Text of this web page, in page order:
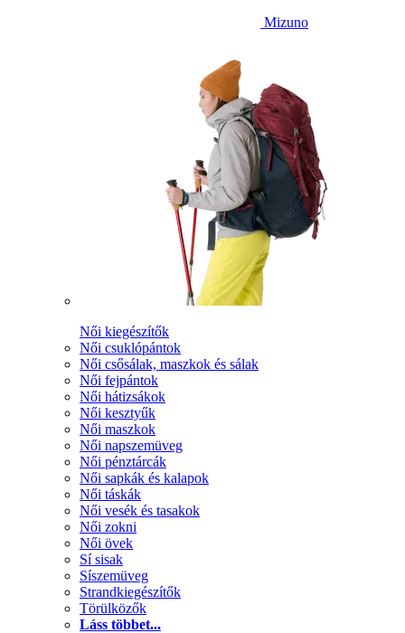
Mizuno
Női kiegészítők
Női csuklópántok
Női csősálak, maszkok és sálak
Női fejpántok
Női hátizsákok
Női kesztyűk
Női maszkok
Női napszemüveg
Női pénztárcák
Női sapkák és kalapok
Női táskák
Női vesék és tasakok
Női zokni
Női övek
Sí sisak
Síszemüveg
Strandkiegészítők
Törülközők
Láss többet...